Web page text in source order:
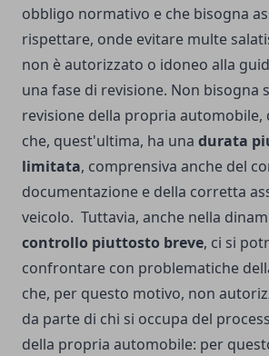
obbligo normativo e che bisogna
rispettare, onde evitare multe
non è autorizzato o idoneo alla
una fase di revisione. Non bisogna
revisione della propria automobile,
che, quest'ultima, ha una durata
limitata, comprensiva anche del
documentazione e della corretta
veicolo. Tuttavia, anche nella
controllo piuttosto breve, ci si
confrontare con problematiche
che, per questo motivo, non
da parte di chi si occupa del
della propria automobile: per